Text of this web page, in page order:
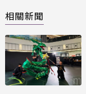
相關新聞